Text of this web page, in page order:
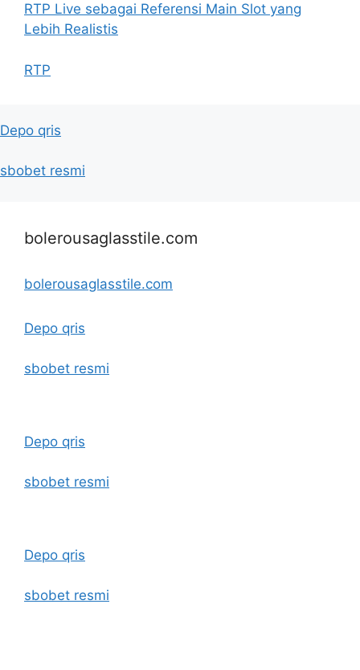
RTP Live sebagai Referensi Main Slot yang
Lebih Realistis
RTP
Depo qris
sbobet resmi
bolerousaglasstile.com
bolerousaglasstile.com
Depo qris
sbobet resmi
Depo qris
sbobet resmi
Depo qris
sbobet resmi